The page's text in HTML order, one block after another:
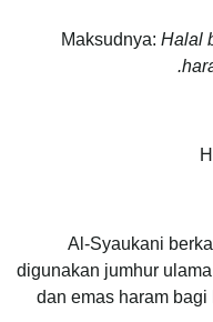
Maksudnya: Halal
Al-Syaukani
digunakan jumhur
dan emas haram